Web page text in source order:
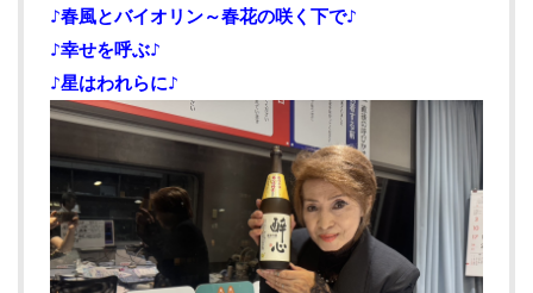
♪春風とバイオリン～春花の咲く下で♪
♪幸せを呼ぶ♪
♪星はわれらに♪